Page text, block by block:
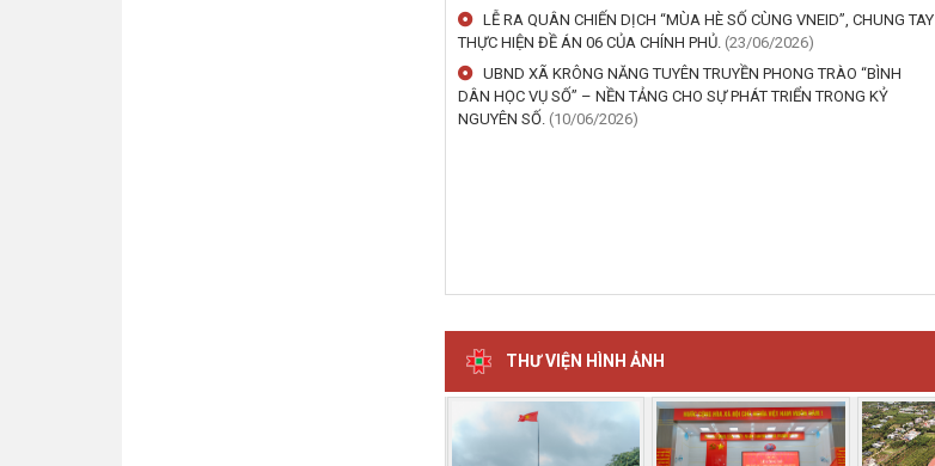
LỄ RA QUÂN CHIẾN DỊCH “MÙA HÈ SỐ CÙNG VNEID”, CHUNG TAY
THỰC HIỆN ĐỀ ÁN 06 CỦA CHÍNH PHỦ. (23/06/2026)
UBND XÃ KRÔNG NĂNG TUYÊN TRUYỀN PHONG TRÀO “BÌNH
DÂN HỌC VỤ SỐ” – NỀN TẢNG CHO SỰ PHÁT TRIỂN TRONG KỶ
NGUYÊN SỐ. (10/06/2026)
THƯ VIỆN HÌNH ẢNH